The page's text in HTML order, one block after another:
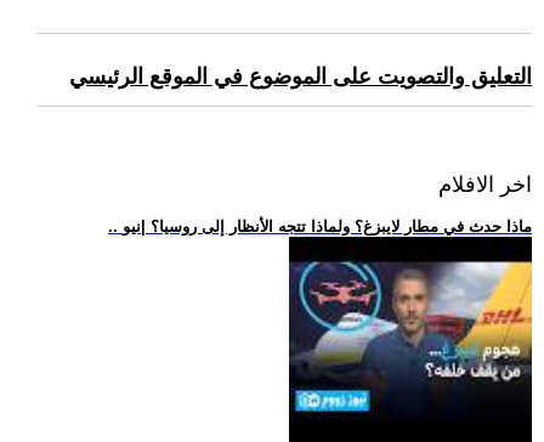
التعليق والتصويت على الموضوع في الموقع الرئيسي
اخر الافلام
.. ماذا حدث في مطار لايبزغ؟ ولماذا تتجه الأنظار إلى روسيا؟ |نيو